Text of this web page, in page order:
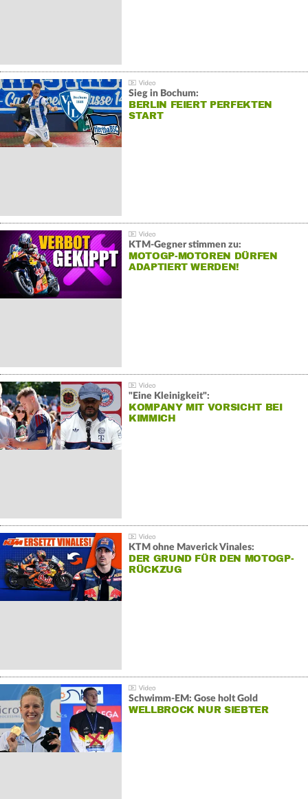
Sieg in Bochum:
BERLIN FEIERT PERFEKTEN
START
KTM-Gegner stimmen zu:
MOTOGP-MOTOREN DÜRFEN
ADAPTIERT WERDEN!
"Eine Kleinigkeit":
KOMPANY MIT VORSICHT BEI
KIMMICH
KTM ohne Maverick Vinales:
DER GRUND FÜR DEN MOTOGP-
RÜCKZUG
Schwimm-EM: Gose holt Gold
WELLBROCK NUR SIEBTER